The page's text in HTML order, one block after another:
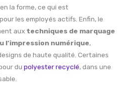
la forme, ce qui est
les employés actifs. Enfin, le
aux techniques de marquage
l’impression numérique,
de haute qualité. Certaines
dupolyester recyclé, dans une